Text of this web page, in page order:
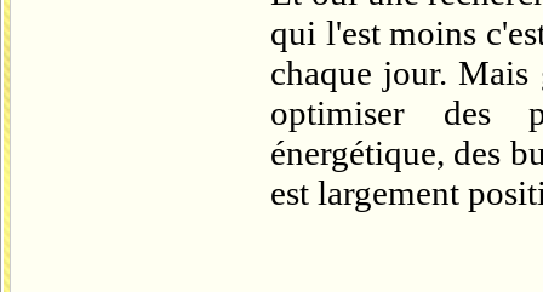
qui l'est moins
chaque jour.
optimiser des
énergétique, des
est largement